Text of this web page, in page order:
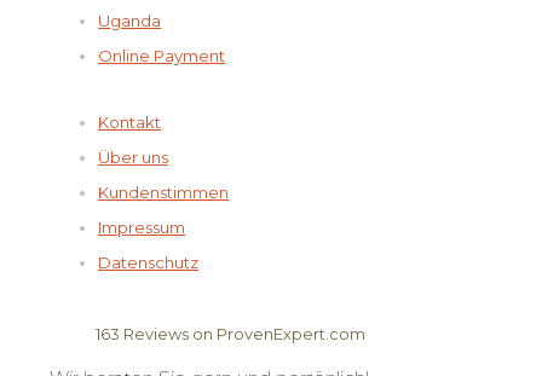
Uganda
Online Payment
Kontakt
Über uns
Kundenstimmen
Impressum
Datenschutz
163 Reviews on ProvenExpert.com